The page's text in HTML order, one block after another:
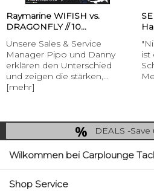
Raymarine WIFISH vs.
DRAGONFLY // 10...
Unsere Sales & Service
Manager Pipo und Danny
erklären den Unterschied
und zeigen die stärken,...
[mehr]
ist
DEALS -
Wilkommen bei Carplounge
Shop Service